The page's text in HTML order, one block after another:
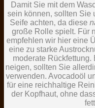
Damit Sie mit dem
sein können, sollten Sie
Seife achten, da diese
große Rolle spielt. Für
empfehlen wir hier eine
eine zu starke
moderate
neigen, sollten Sie
verwenden. Avocadoöl
für eine reichhaltige
der Kopfhaut, ohne